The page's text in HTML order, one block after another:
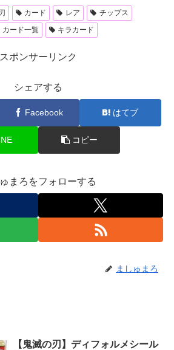
カード レア
チップス
カード一覧 キラカード
スポンサーリンク
シェアする
Facebook はてブ
コピー
まろをフォローする
ましゅまろ
【鬼滅の刃】ディフォルメシール